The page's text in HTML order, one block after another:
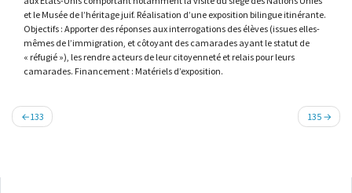
et le Musée de l’héritage juif. Réalisation d’une exposition bilingue itinérante.
Objectifs : Apporter des réponses aux interrogations des élèves (issues elles-
mêmes de l’immigration, et côtoyant des camarades ayant le statut de
« réfugié »), les rendre acteurs de leur citoyenneté et relais pour leurs
camarades. Financement : Matériels d’exposition.
Navigation
de
133 135